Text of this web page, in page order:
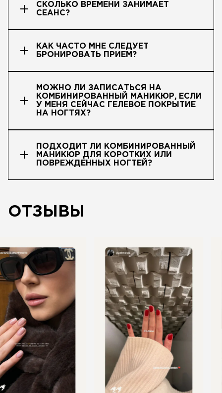
СКОЛЬКО ВРЕМЕНИ ЗАНИМАЕТ
СЕАНС?
КАК ЧАСТО МНЕ СЛЕДУЕТ
БРОНИРОВАТЬ ПРИЕМ?
МОЖНО ЛИ ЗАПИСАТЬСЯ НА
КОМБИНИРОВАННЫЙ МАНИКЮР, ЕСЛИ
У МЕНЯ СЕЙЧАС ГЕЛЕВОЕ ПОКРЫТИЕ
НА НОГТЯХ?
ПОДХОДИТ ЛИ КОМБИНИРОВАННЫЙ
МАНИКЮР ДЛЯ КОРОТКИХ ИЛИ
ПОВРЕЖДЕННЫХ НОГТЕЙ?
ОТЗЫВЫ